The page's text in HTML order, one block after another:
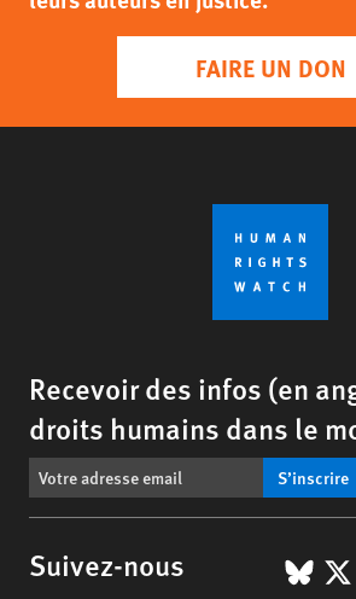
FAIRE UN DON
Recevoir des infos (en
droits humains dans le
S’inscrire
Suivez-nous X